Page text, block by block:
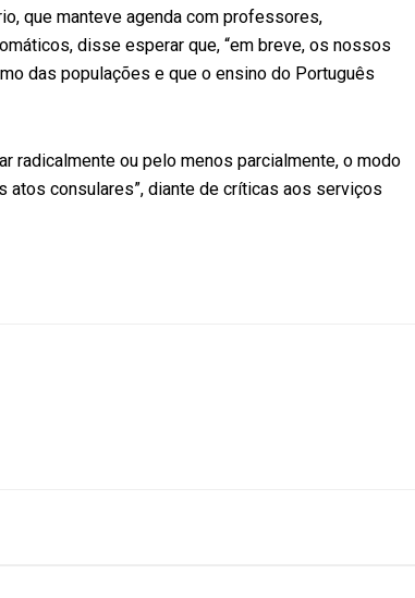
que manteve agenda com professores,
disse esperar que, “em breve, os nossos
das populações e que o ensino do Português
radicalmente ou pelo menos parcialmente, o modo
consulares”, diante de críticas aos serviços